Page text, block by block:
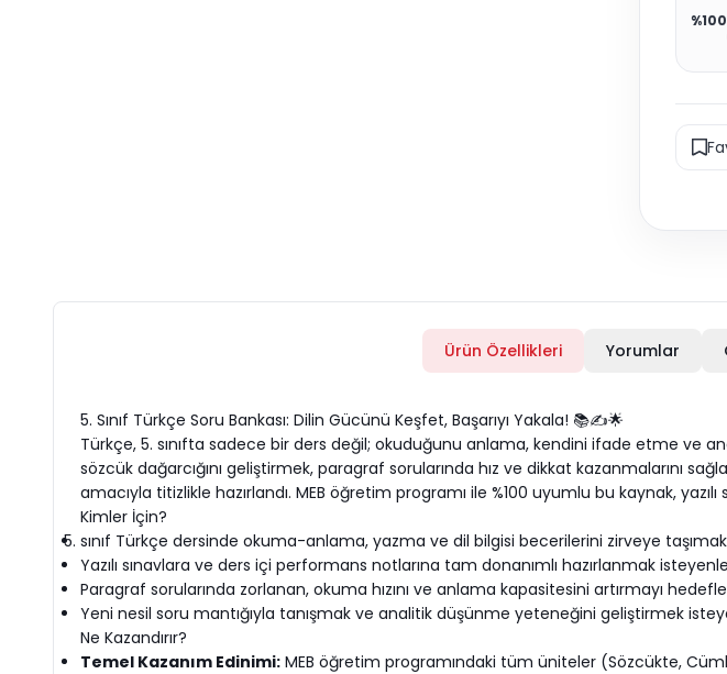
Ürün Özellikleri Yorumlar
5. Sınıf Türkçe Soru Bankası: Dilin Gücünü Keşfet, Başarıyı Yakala! 📚✍️🌟
Türkçe, 5. sınıfta sadece bir ders değil; okuduğunu anlama, kendini ifade etme ve
sözcük dağarcığını geliştirmek, paragraf sorularında hız ve dikkat kazanmalarını
amacıyla titizlikle hazırlandı. MEB öğretim programı ile %100 uyumlu bu kaynak,
Kimler İçin?
sınıf Türkçe dersinde okuma-anlama, yazma ve dil bilgisi becerilerini zirveye
Yazılı sınavlara ve ders içi performans notlarına tam donanımlı hazırlanmak
Paragraf sorularında zorlanan, okuma hızını ve anlama kapasitesini artırmayı
Yeni nesil soru mantığıyla tanışmak ve analitik düşünme yeteneğini geliştirmek
Ne Kazandırır?
Temel Kazanım Edinimi: MEB öğretim programındaki tüm üniteler (Sözcükte,